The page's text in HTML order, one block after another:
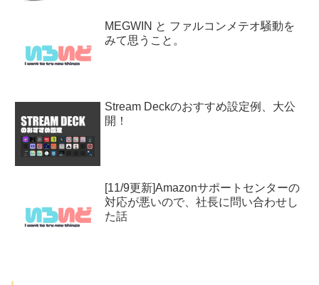
MEGWIN と ファルコンメテオ騒動を
みて思うこと。
Stream Deckのおすすめ設定例、大公
開！
[11/9更新]Amazonサポートセンターの
対応が悪いので、社長に問い合わせし
た話